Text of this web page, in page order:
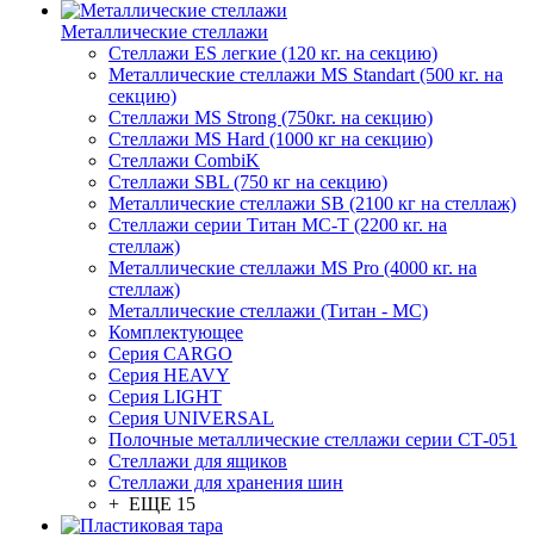
Металлические стеллажи
Стеллажи ES легкие (120 кг. на секцию)
Металлические стеллажи MS Standart (500 кг. на
секцию)
Стеллажи MS Strong (750кг. на секцию)
Стеллажи MS Hard (1000 кг на секцию)
Стеллажи CombiK
Стеллажи SBL (750 кг на секцию)
Металлические стеллажи SB (2100 кг на стеллаж)
Стеллажи серии Титан МС-Т (2200 кг. на
стеллаж)
Металлические стеллажи MS Pro (4000 кг. на
стеллаж)
Металлические стеллажи (Титан - МС)
Комплектующее
Серия CARGO
Серия HEAVY
Серия LIGHT
Серия UNIVERSAL
Полочные металлические стеллажи серии СТ-051
Стеллажи для ящиков
Стеллажи для хранения шин
+ ЕЩЕ 15